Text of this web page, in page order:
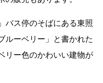
バス停のそばにある東照
ルーベリー」と書かれた
リー色のかわいい建物が